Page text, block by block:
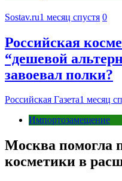
Sostav.ru1 месяц спустя 0
Российская
“дешевой
завоевал полки?
Российская Газета1 месяц
Импортозамещение
Москва помогла
косметики в